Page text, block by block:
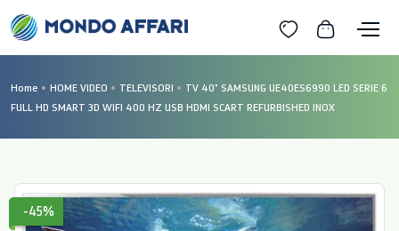
Home HOME VIDEO TELEVISORI
TV 40" SAMSUNG UE40ES6990 LED SERIE 6
FULL HD SMART 3D WIFI 400 HZ USB HDMI SCART REFURBISHED INOX
-45%